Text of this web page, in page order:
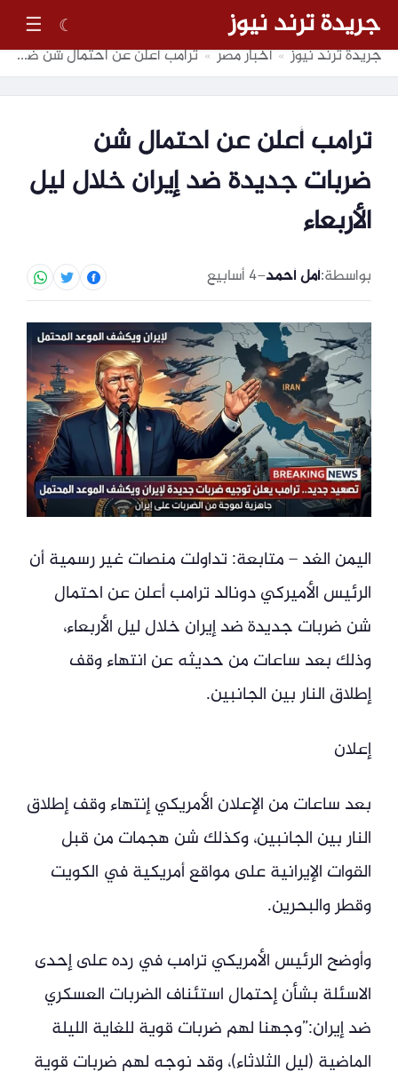
جريدة ترند نيوز ☾
☰
جريدة ترند نيوز » أخبار مصر » ترامب أعلن عن احتمال شن ضربات جديدة ضد إيران خلال ليل الأربعاء
ترامب أعلن عن احتمال شن
ضربات جديدة ضد إيران خلال ليل
الأربعاء
بواسطة:أمل أحمد–4 أسابيع
اليمن الغد – متابعة: تداولت منصات غير رسمية أن
الرئيس الأميركي دونالد ترامب أعلن عن احتمال
شن ضربات جديدة ضد إيران خلال ليل الأربعاء،
وذلك بعد ساعات من حديثه عن انتهاء وقف
إطلاق النار بين الجانبين.
إعلان
بعد ساعات من الإعلان الأمريكي إنتهاء وقف إطلاق
النار بين الجانبين، وكذلك شن هجمات من قبل
القوات الإيرانية على مواقع أمريكية في الكويت
وقطر والبحرين.
وأوضح الرئيس الأمريكي ترامب في رده على إحدى
الاسئلة بشأن إحتمال استئناف الضربات العسكري
ضد إيران:”وجهنا لهم ضربات قوية للغاية الليلة
الماضية (ليل الثلاثاء)، وقد نوجه لهم ضربات قوية